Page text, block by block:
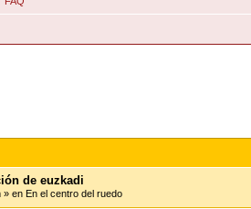
de euzkadi
» en En el centro del ruedo